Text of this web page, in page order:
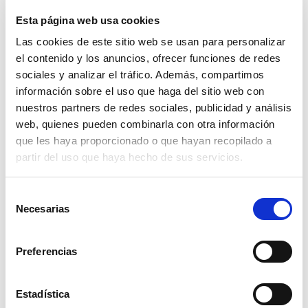
Esta página web usa cookies
Las cookies de este sitio web se usan para personalizar
el contenido y los anuncios, ofrecer funciones de redes
sociales y analizar el tráfico. Además, compartimos
información sobre el uso que haga del sitio web con
nuestros partners de redes sociales, publicidad y análisis
web, quienes pueden combinarla con otra información
que les haya proporcionado o que hayan recopilado a
partir del uso que haya hecho de sus servicios.
Necesarias
Preferencias
Estadística
representa la velocidad máxima a la que el
neumático puede funcionar de manera segura.
En este ejemplo, “H” significa que el neumático
puede alcanzar velocidades de hasta 210 km/h.
Las velocidades más comunes figuran en una
tabla en la que se asigna a cada letra una
velocidad máxima, por ejemplo: la “T” son 190
km/h, la “U” son 200 km/h, etc.
Además de esta información básica y esencial de
nuestros neumáticos, en su lateral nos
información como la siguiente:
DOT:indica que el neumático se ha elaborado